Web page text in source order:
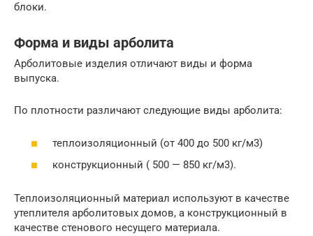
блоки.
Форма и виды арболита
Арболитовые изделия отличают виды и форма
выпуска.
По плотности различают следующие виды арболита:
теплоизоляционный (от 400 до 500 кг/м3)
конструкционный ( 500 — 850 кг/м3).
Теплоизоляционный материал используют в качестве
утеплителя арболитовых домов, а конструкционный в
качестве стенового несущего материала.